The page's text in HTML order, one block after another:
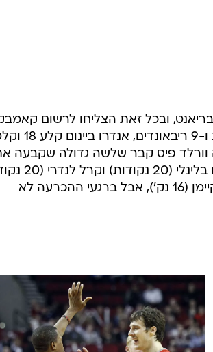
לוקח פיקוד. גאסול / רויטרס
17 וחילק 6 אסיסטים, ומטה וורלד פיס קבר שלשה גדולה שקבעה
המהפך. מנגד, ניו אורלינס נהנתה מערב
ו-11 ריבאונדים), כמו גם גרייביס ואסקז (18 ו-11) וכריס קיימן (16 נק'), אבל ברגעי ההכרעה לא